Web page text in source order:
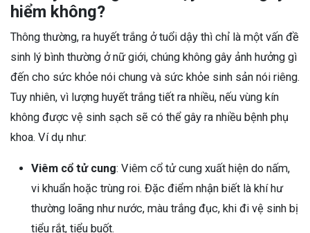
hiểm không?
Thông thường, ra huyết trắng ở tuổi dậy thì chỉ là một vấn đề
sinh lý bình thường ở nữ giới, chúng không gây ảnh hưởng gì
đến cho sức khỏe nói chung và sức khỏe sinh sản nói riêng.
Tuy nhiên, vì lượng huyết trắng tiết ra nhiều, nếu vùng kín
không được vệ sinh sạch sẽ có thể gây ra nhiều bệnh phụ
khoa. Ví dụ như:
Viêm cổ tử cung: Viêm cổ tử cung xuất hiện do nấm,
vi khuẩn hoặc trùng roi. Đặc điểm nhận biết là khí hư
thường loãng như nước, màu trắng đục, khi đi vệ sinh bị
tiểu rắt, tiểu buốt.